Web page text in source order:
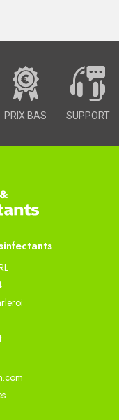
PRIX BAS SUPPORT